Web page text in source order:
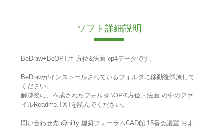
ソフト詳細説明
BeDraw+BeOPT用 方位&法面 op4データです。
BeDrawがインストールされているフォルダに移動後解凍して
ください。
解凍後に、作成されたフォルダ \OP4\方位・法面 の中のファ
イルReadme.TXTを読んでください。
問い合わせ先:@nifty 建築フォーラムCAD館 15番会議室 およ